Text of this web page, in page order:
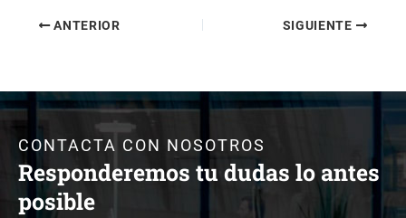
ANTERIOR SIGUIENTE
CONTACTA CON NOSOTROS
Responderemos tu dudas lo antes
posible